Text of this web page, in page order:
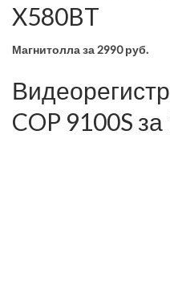
X580BT
Магнитоллаза 2990 руб.
COP 9100S